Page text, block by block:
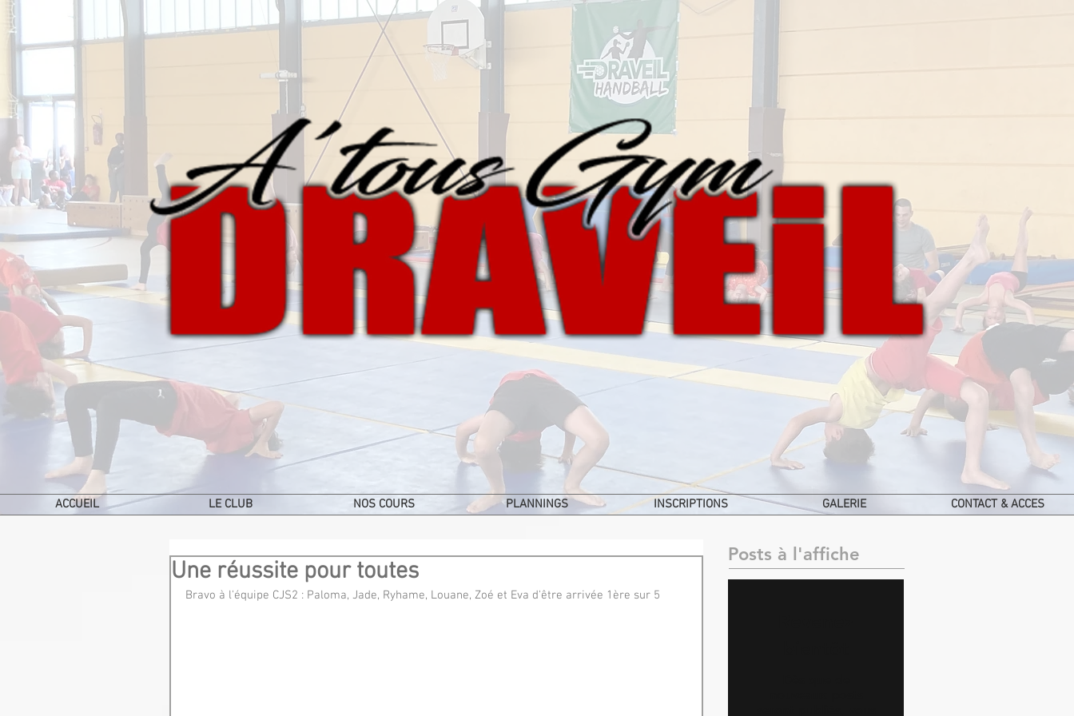
ACCUEIL LE CLUB NOS COURS PLANNINGS INSCRIPTIONS GALERIE CONTACT & ACCES
Une réussite pour toutes
Bravo à l'équipe CJS2 : Paloma, Jade, Ryhame, Louane, Zoé et Eva d'être arrivée 1ère sur 5
Posts à l'affiche